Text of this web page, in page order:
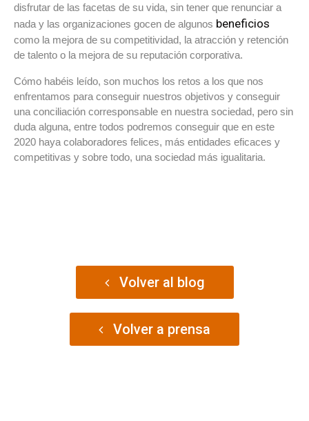
disfrutar de las facetas de su vida, sin tener que renunciar a
nada y las organizaciones gocen de algunos beneficios
como la mejora de su competitividad, la atracción y retención
de talento o la mejora de su reputación corporativa.
Cómo habéis leído, son muchos los retos a los que nos
enfrentamos para conseguir nuestros objetivos y conseguir
una conciliación corresponsable en nuestra sociedad, pero sin
duda alguna, entre todos podremos conseguir que en este
2020 haya colaboradores felices, más entidades eficaces y
competitivas y sobre todo, una sociedad más igualitaria.
Volver al blog
Volver a prensa